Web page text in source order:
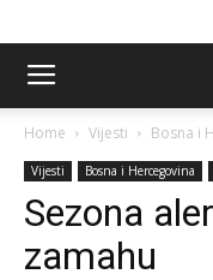
Home Vijesti Bosna i
Vijesti Bosna i Hercegovina
Sezona
zamahu